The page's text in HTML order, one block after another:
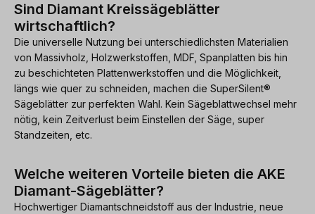
Sind Diamant Kreissägeblätter
wirtschaftlich?
Die universelle Nutzung bei unterschiedlichsten Materialien
von Massivholz, Holzwerkstoffen, MDF, Spanplatten bis hin
zu beschichteten Plattenwerkstoffen und die Möglichkeit,
längs wie quer zu schneiden, machen die SuperSilent®
Sägeblätter zur perfekten Wahl. Kein Sägeblattwechsel mehr
nötig, kein Zeitverlust beim Einstellen der Säge, super
Standzeiten, etc.
Welche weiteren Vorteile bieten die AKE
Diamant-Sägeblätter?
Hochwertiger Diamantschneidstoff aus der Industrie, neue